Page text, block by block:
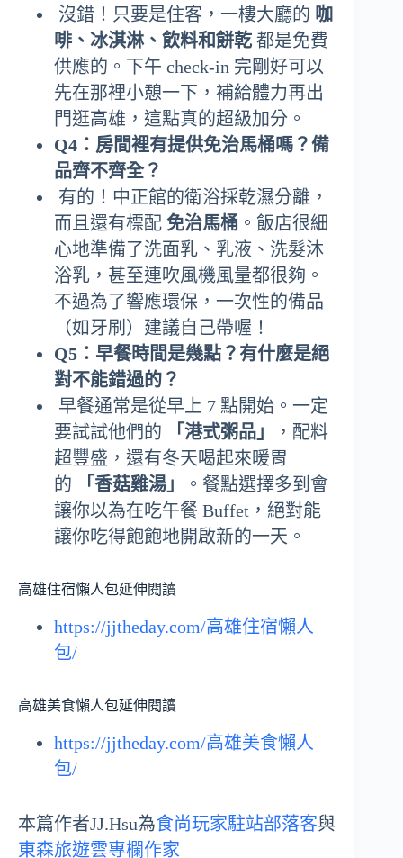
沒錯！只要是住客，一樓大廳的 咖
啡、冰淇淋、飲料和餅乾 都是免費
供應的。下午 check-in 完剛好可以
先在那裡小憩一下，補給體力再出
門逛高雄，這點真的超級加分。
Q4：房間裡有提供免治馬桶嗎？備
品齊不齊全？
有的！中正館的衛浴採乾濕分離，
而且還有標配 免治馬桶 。飯店很細
心地準備了洗面乳、乳液、洗髮沐
浴乳，甚至連吹風機風量都很夠。
不過為了響應環保，一次性的備品
（如牙刷）建議自己帶喔！
Q5：早餐時間是幾點？有什麼是絕
對不能錯過的？
早餐通常是從早上 7 點開始。一定
要試試他們的
「港式粥品」
，配料
超豐盛，還有冬天喝起來暖胃
的
「香菇雞湯」
。餐點選擇多到會
讓你以為在吃午餐 Buffet，絕對能
讓你吃得飽飽地開啟新的一天。
高雄住宿懶人包延伸閱讀
https://jjtheday.com/高雄住宿懶人
包/
高雄美食懶人包延伸閱讀
https://jjtheday.com/高雄美食懶人
包/
本篇作者JJ.Hsu為食尚玩家駐站部落客與
東森旅遊雲專欄作家